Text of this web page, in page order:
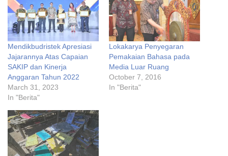
Mendikbudristek Apresiasi
Jajarannya Atas Capaian
SAKIP dan Kinerja
Anggaran Tahun 2022
March 31, 2023
In "Berita"
Lokakarya Penyegaran
Pemakaian Bahasa pada
Media Luar Ruang
October 7, 2016
In "Berita"